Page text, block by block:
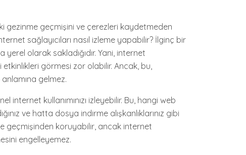
gezinme geçmişini ve çerezleri kaydetmeden
sağlayıcıları nasıl izleme yapabilir? İlginç bir
olarak sakladığıdır. Yani, internet
etkinlikleri görmesi zor olabilir. Ancak, bu,
gelmez.
internet kullanımınızı izleyebilir. Bu, hangi web
ve hatta dosya indirme alışkanlıklarınız gibi
geçmişinden koruyabilir, ancak internet
engelleyemez.